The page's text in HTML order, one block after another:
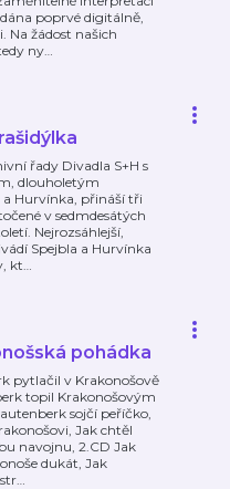
poprvé digitálně,
Na žádost našich
ny…
řady Divadla S+H s
dlouholetým
Hurvínka, přináší tři
v sedmdesátých
Nejrozsáhlejší,
Spejbla a Hurvínka
kt…
pohádka
pytlačil v Krakonošově
topil Krakonošovým
sojčí peříčko,
Jak chtěl
navojnu, 2.CD Jak
dukát, Jak
…